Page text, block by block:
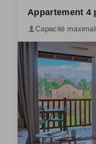
Appartement 4
Capacité